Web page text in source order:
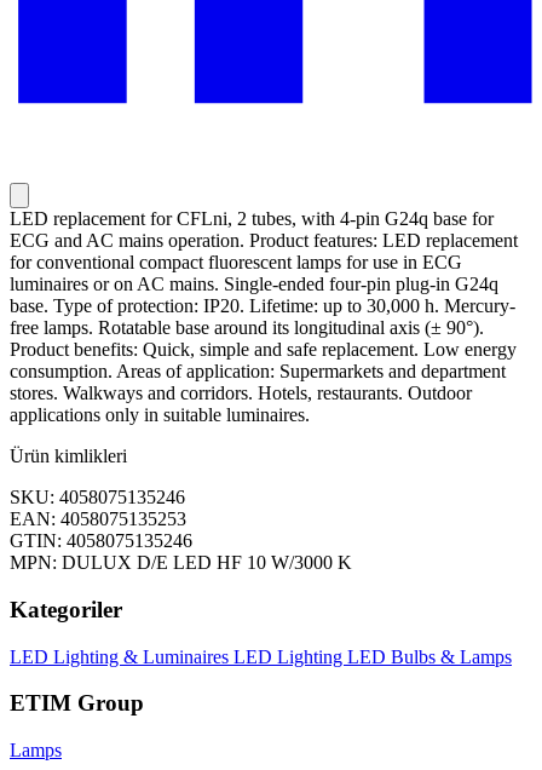
LED replacement for CFLni, 2 tubes, with 4-pin G24q base for
ECG and AC mains operation. Product features: LED replacement
for conventional compact fluorescent lamps for use in ECG
luminaires or on AC mains. Single-ended four-pin plug-in G24q
base. Type of protection: IP20. Lifetime: up to 30,000 h. Mercury-
free lamps. Rotatable base around its longitudinal axis (± 90°).
Product benefits: Quick, simple and safe replacement. Low energy
consumption. Areas of application: Supermarkets and department
stores. Walkways and corridors. Hotels, restaurants. Outdoor
applications only in suitable luminaires.
Ürün kimlikleri
SKU: 4058075135246
EAN: 4058075135253
GTIN: 4058075135246
MPN: DULUX D/E LED HF 10 W/3000 K
Kategoriler
LED Lighting & Luminaires LED Lighting LED Bulbs & Lamps
ETIM Group
Lamps